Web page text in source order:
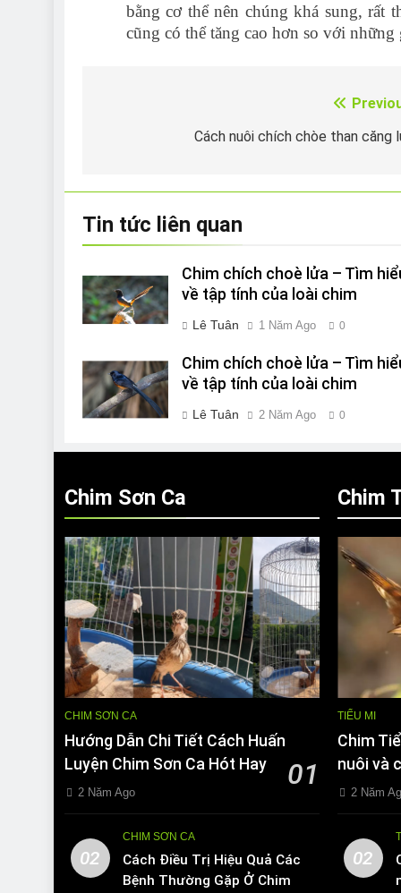
bằng cơ thể nên chúng khá sung, rất
cũng có thể tăng cao hơn so với những
Cách nuôi chích chòe than căng
Tin tức liên quan
Chim chích choè lửa – Tìm
về tập tính của loài chim
Lê Tuân 1 Năm Ago 0
Chim chích choè lửa – Tìm
về tập tính của loài chim
Lê Tuân 2 Năm Ago 0
Chim Sơn Ca
CHIM SƠN CA
Hướng Dẫn Chi Tiết Cách Huấn
Luyện Chim Sơn Ca Hót Hay
01
2 Năm Ago
02
CHIM SƠN CA
Cách Điều Trị Hiệu Quả Các
Bệnh Thường Gặp Ở Chim
Chim
TIỂU MI
Chim
nuôi và
2 Năm
02